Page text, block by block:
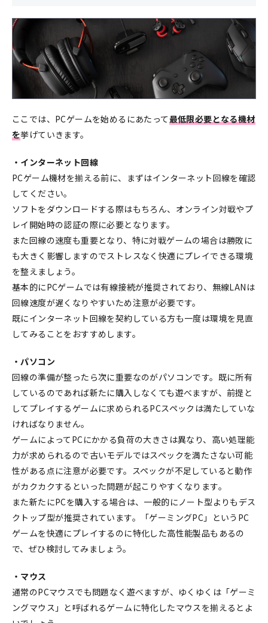
ここでは、PCゲームを始めるにあたって最低限必要となる機材
を挙げていきます。
・インターネット回線
PCゲーム機材を揃える前に、まずはインターネット回線を確認
してください。
ソフトをダウンロードする際はもちろん、オンライン対戦やプ
レイ開始時の認証の際に必要となります。
また回線の速度も重要となり、特に対戦ゲームの場合は勝敗に
も大きく影響しますのでストレスなく快適にプレイできる環境
を整えましょう。
基本的にPCゲームでは有線接続が推奨されており、無線LANは
回線速度が遅くなりやすいため注意が必要です。
既にインターネット回線を契約している方も一度は環境を見直
してみることをおすすめします。
・パソコン
回線の準備が整ったら次に重要なのがパソコンです。既に所有
しているのであれば新たに購入しなくても遊べますが、前提と
してプレイするゲームに求められるPCスペックは満たしていな
ければなりません。
ゲームによってPCにかかる負荷の大きさは異なり、高い処理能
力が求められるので古いモデルではスペックを満たさない可能
性がある点に注意が必要です。スペックが不足していると動作
がカクカクするといった問題が起こりやすくなります。
また新たにPCを購入する場合は、一般的にノート型よりもデス
クトップ型が推奨されています。「ゲーミングPC」というPC
ゲームを快適にプレイするのに特化した高性能製品もあるの
で、ぜひ検討してみましょう。
・マウス
通常のPCマウスでも問題なく遊べますが、ゆくゆくは「ゲーミ
ングマウス」と呼ばれるゲームに特化したマウスを揃えるとよ